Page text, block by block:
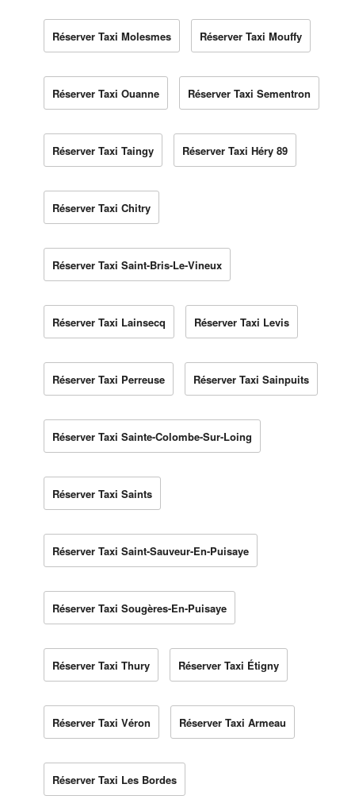
Réserver Taxi Molesmes Réserver Taxi Mouffy
Réserver Taxi Ouanne Réserver Taxi Sementron
Réserver Taxi Taingy Réserver Taxi Héry 89
Réserver Taxi Chitry
Réserver Taxi Saint-Bris-Le-Vineux
Réserver Taxi Lainsecq Réserver Taxi Levis
Réserver Taxi Perreuse Réserver Taxi Sainpuits
Réserver Taxi Sainte-Colombe-Sur-Loing
Réserver Taxi Saints
Réserver Taxi Saint-Sauveur-En-Puisaye
Réserver Taxi Sougères-En-Puisaye
Réserver Taxi Thury Réserver Taxi Étigny
Réserver Taxi Véron Réserver Taxi Armeau
Réserver Taxi Les Bordes